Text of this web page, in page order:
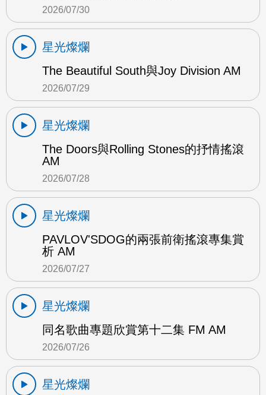
2026/07/30
星光燦爛
The Beautiful South與Joy Division AM
2026/07/29
星光燦爛
The Doors與Rolling Stones的抒情搖滾
AM
2026/07/28
星光燦爛
PAVLOV'SDOG的兩張前衛搖滾專集賞
析 AM
2026/07/27
星光燦爛
同名歌曲專題欣賞第十二集 FM AM
2026/07/26
星光燦爛